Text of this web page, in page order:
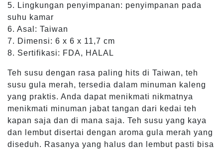
5. Lingkungan penyimpanan: penyimpanan pada
suhu kamar
6. Asal: Taiwan
7. Dimensi: 6 x 6 x 11,7 cm
8. Sertifikasi: FDA, HALAL
Teh susu dengan rasa paling hits di Taiwan, teh
susu gula merah, tersedia dalam minuman kaleng
yang praktis. Anda dapat menikmati nikmatnya
menikmati minuman jabat tangan dari kedai teh
kapan saja dan di mana saja. Teh susu yang kaya
dan lembut disertai dengan aroma gula merah yang
diseduh. Rasanya yang halus dan lembut pasti bisa